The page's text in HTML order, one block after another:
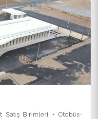
Satış Birimleri • Otobüs-